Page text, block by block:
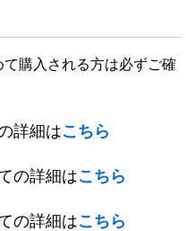
購入される方は必ずご確
詳細はこちら
の詳細はこちら
の詳細はこちら